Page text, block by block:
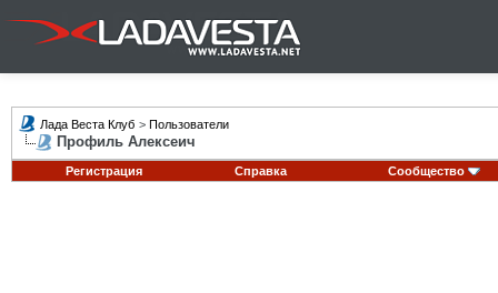
Лада Веста Клуб > Пользователи
Профиль Алексеич
Регистрация Справка Сообщество